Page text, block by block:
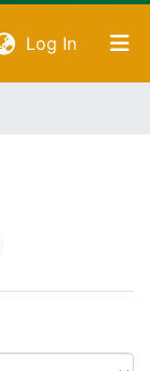
Log In(current)